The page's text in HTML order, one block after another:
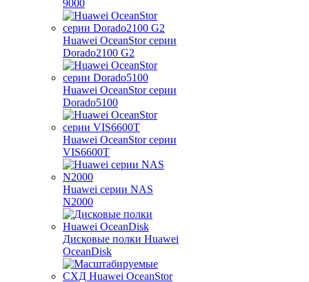
9000
Huawei OceanStor серии
Dorado2100 G2
Huawei OceanStor серии
Dorado5100
Huawei OceanStor серии
VIS6600T
Huawei серии NAS
N2000
Дисковые полки Huawei
OceanDisk